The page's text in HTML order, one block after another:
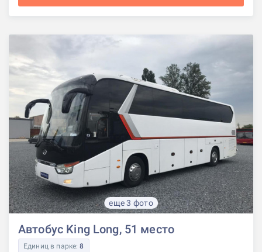
еще 3 фото
Автобус King Long, 51 место
Единиц в парке:8